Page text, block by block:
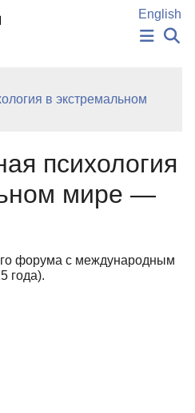
English
СЛОВА
в экстремальном
психология
мире —
форума с международным
года).